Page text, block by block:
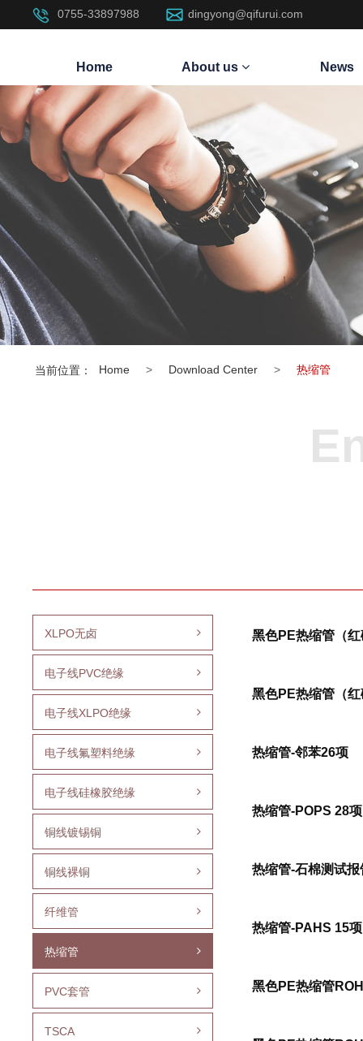
Home About us News
0755-33897988 dingyong@qifurui.com
当前位置： Home > Download Center > 热缩管
XLPO无卤
电子线PVC绝缘
电子线XLPO绝缘
电子线氟塑料绝缘
电子线硅橡胶绝缘
铜线镀锡铜
铜线裸铜
纤维管
热缩管
PVC套管
TSCA
黑色PE热缩管（
黑色PE热缩管（
热缩管-邻苯26项
热缩管-POPS 28项
热缩管-石棉测试报
热缩管-PAHS 15
黑色PE热缩管